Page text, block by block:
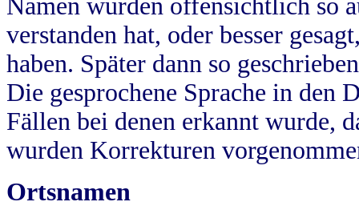
Namen wurden offensichtlich so
verstanden hat, oder besser
haben. Später dann so
Die gesprochene Sprache in
Fällen bei denen erkannt wurde,
wurden Korrekturen
Ortsnamen